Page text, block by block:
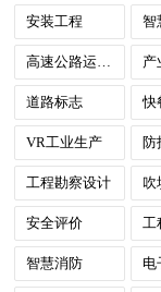
安装工程 智
产
道路标志 快
VR工业生产 防
工程勘察设计 吹
安全评价 工
智慧消防 电